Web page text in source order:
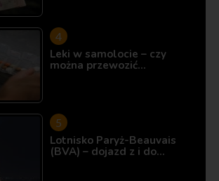
Leki w samolocie – czy
można przewozić…
Lotnisko Paryż-Beauvais
(BVA) – dojazd z i do…